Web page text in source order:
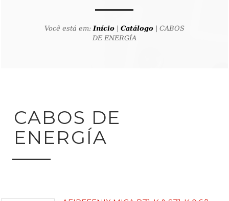
Você está em:Início Catálogo | CABOS
DE ENERGÍA
CABOS DE
ENERGÍA